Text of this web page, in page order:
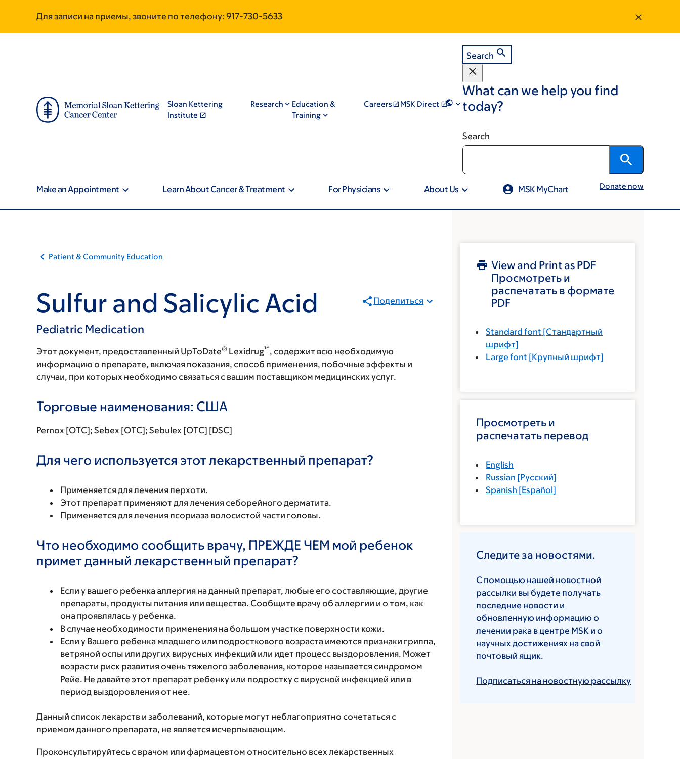
main
footer
Для записи на приемы, звоните по телефону: 917-730-5633
Sloan Kettering
Institute
Research
Education &
Training
Careers MSK Direct
Search
What can we help you find
today?
Search
Make an Appointment Learn About Cancer & Treatment For Physicians About Us MSK MyChart Donate now
Patient & Community Education
Sulfur and Salicylic Acid
Pediatric Medication
Поделиться
Этот документ, предоставленный UpToDate® Lexidrug™, содержит всю необходимую
информацию о препарате, включая показания, способ применения, побочные эффекты и
случаи, при которых необходимо связаться с вашим поставщиком медицинских услуг.
Торговые наименования: США
Pernox [OTC]; Sebex [OTC]; Sebulex [OTC] [DSC]
Для чего используется этот лекарственный препарат?
Применяется для лечения перхоти.
Этот препарат применяют для лечения себорейного дерматита.
Применяется для лечения псориаза волосистой части головы.
Что необходимо сообщить врачу, ПРЕЖДЕ ЧЕМ мой ребенок
примет данный лекарственный препарат?
Если у вашего ребенка аллергия на данный препарат, любые его составляющие, другие
препараты, продукты питания или вещества. Сообщите врачу об аллергии и о том, как
она проявлялась у ребенка.
В случае необходимости применения на большом участке поверхности кожи.
Если у Вашего ребенка младшего или подросткового возраста имеются признаки гриппа,
ветряной оспы или других вирусных инфекций или идет процесс выздоровления. Может
возрасти риск развития очень тяжелого заболевания, которое называется синдромом
Рейе. Не давайте этот препарат ребенку или подростку с вирусной инфекцией или в
период выздоровления от нее.
Данный список лекарств и заболеваний, которые могут неблагоприятно сочетаться с
приемом данного препарата, не является исчерпывающим.
Проконсультируйтесь с врачом или фармацевтом относительно всех лекарственных
View and Print as PDF
Просмотреть и
распечатать в формате
PDF
Standard font [Стандартный
шрифт]
Large font [Крупный шрифт]
Просмотреть и
распечатать перевод
English
Russian [Русский]
Spanish [Español]
Следите за новостями.
С помощью нашей новостной
рассылки вы будете получать
последние новости и
обновленную информацию о
лечении рака в центре MSK и о
научных достижениях на свой
почтовый ящик.
Подписаться на новостную рассылку